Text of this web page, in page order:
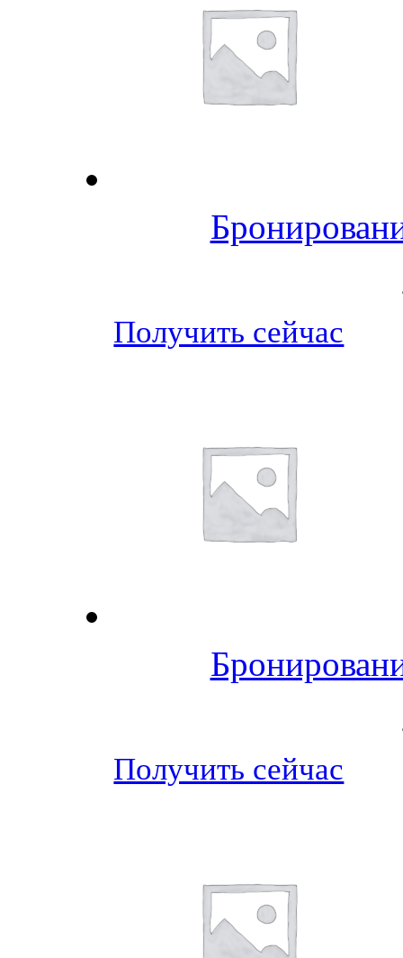
Получить сейчас
Получить сейчас